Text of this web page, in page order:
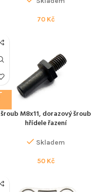
70 Kč
šroub M8x11, dorazový šroub
hřídele řazení
Skladem
50 Kč